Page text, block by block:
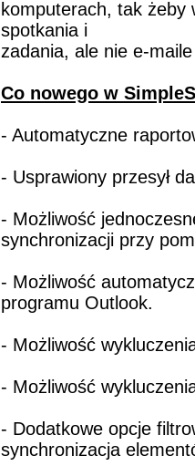
komputerach, tak żeby
spotkania i
zadania, ale nie e-
Co nowego w
- Automatyczne
- Usprawiony przesył
- Możliwość
synchronizacji przy
- Możliwość
programu Outlook.
- Możliwość
- Możliwość
- Dodatkowe opcje
synchronizacja